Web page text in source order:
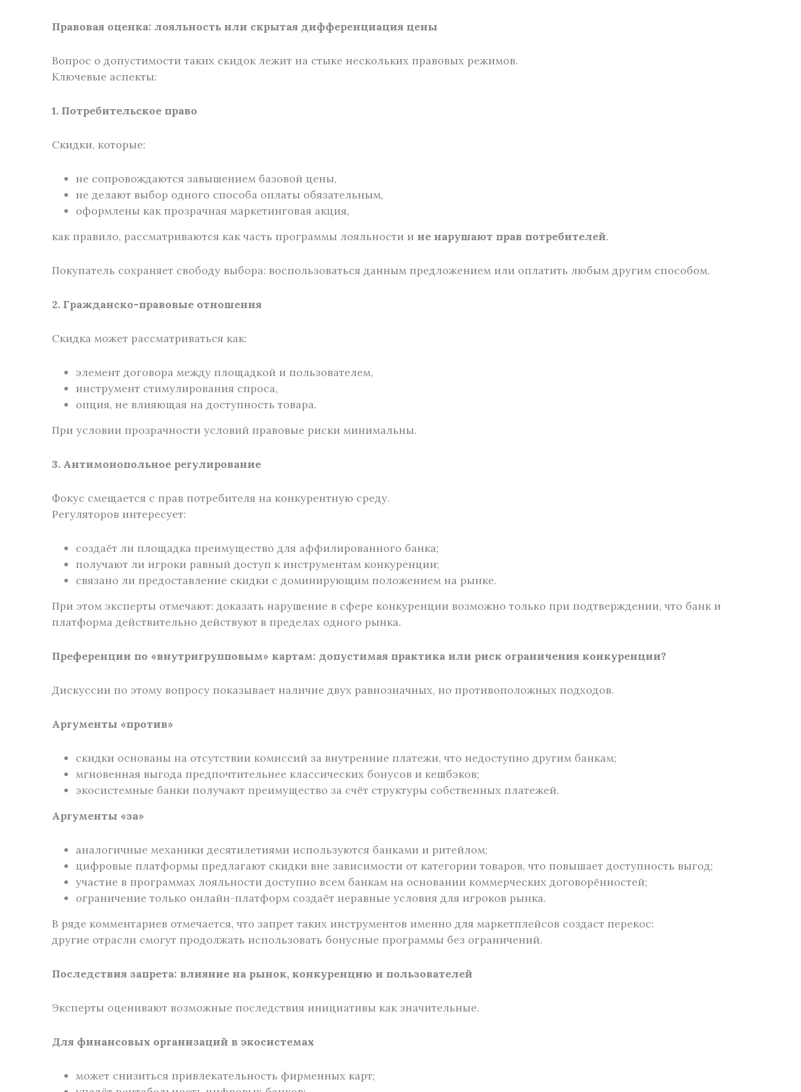
Правовая оценка: лояльность или скрытая дифференциация цены
Вопрос о допустимости таких скидок лежит на стыке нескольких правовых режимов.
Ключевые аспекты:
1. Потребительское право
Скидки, которые:
не сопровождаются завышением базовой цены,
не делают выбор одного способа оплаты обязательным,
оформлены как прозрачная маркетинговая акция,
как правило, рассматриваются как часть программы лояльности и не нарушают прав потребителей.
Покупатель сохраняет свободу выбора: воспользоваться данным предложением или оплатить любым другим способом.
2. Гражданско-правовые отношения
Скидка может рассматриваться как:
элемент договора между площадкой и пользователем,
инструмент стимулирования спроса,
опция, не влияющая на доступность товара.
При условии прозрачности условий правовые риски минимальны.
3. Антимонопольное регулирование
Фокус смещается с прав потребителя на конкурентную среду.
Регуляторов интересует:
создаёт ли площадка преимущество для аффилированного банка;
получают ли игроки равный доступ к инструментам конкуренции;
связано ли предоставление скидки с доминирующим положением на рынке.
При этом эксперты отмечают: доказать нарушение в сфере конкуренции возможно только при подтверждении, что банк и
платформа действительно действуют в пределах одного рынка.
Преференции по «внутригрупповым» картам: допустимая практика или риск ограничения конкуренции?
Дискуссии по этому вопросу показывает наличие двух равнозначных, но противоположных подходов.
Аргументы «против»
скидки основаны на отсутствии комиссий за внутренние платежи, что недоступно другим банкам;
мгновенная выгода предпочтительнее классических бонусов и кешбэков;
экосистемные банки получают преимущество за счёт структуры собственных платежей.
Аргументы «за»
аналогичные механики десятилетиями используются банками и ритейлом;
цифровые платформы предлагают скидки вне зависимости от категории товаров, что повышает доступность выгод;
участие в программах лояльности доступно всем банкам на основании коммерческих договорённостей;
ограничение только онлайн-платформ создаёт неравные условия для игроков рынка.
В ряде комментариев отмечается, что запрет таких инструментов именно для маркетплейсов создаст перекос:
другие отрасли смогут продолжать использовать бонусные программы без ограничений.
Последствия запрета: влияние на рынок, конкуренцию и пользователей
Эксперты оценивают возможные последствия инициативы как значительные.
Для финансовых организаций в экосистемах
может снизиться привлекательность фирменных карт;